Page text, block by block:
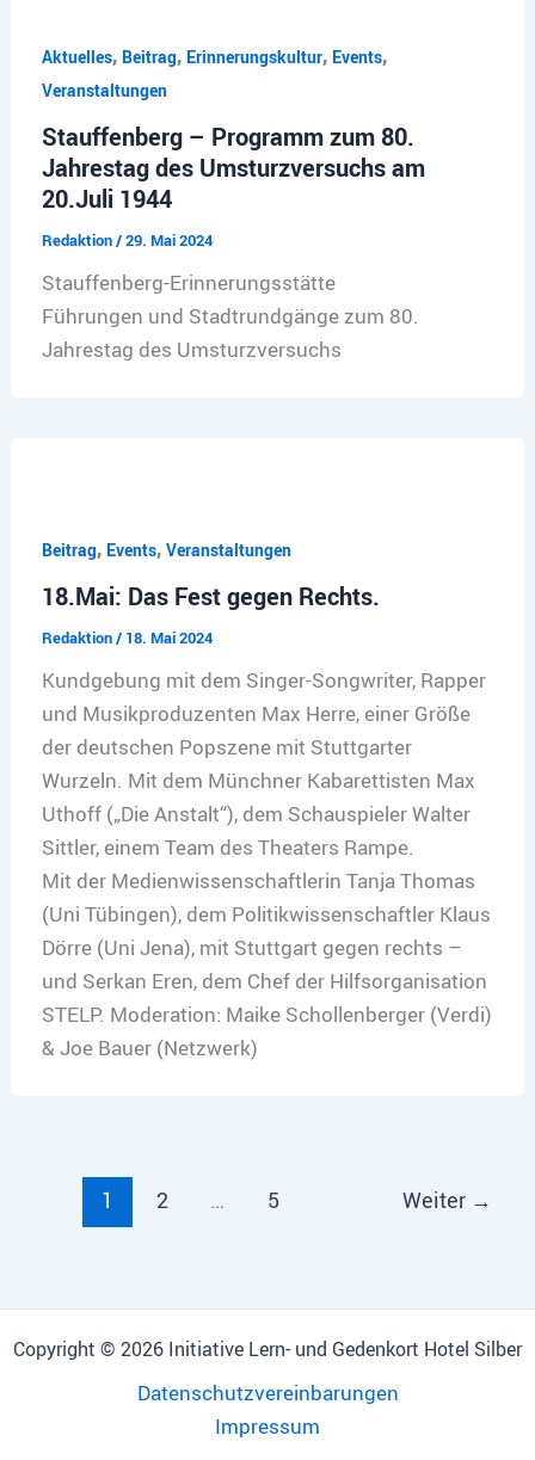
Aktuelles, Beitrag, Erinnerungskultur, Events,
Veranstaltungen
Stauffenberg – Programm zum 80.
Jahrestag des Umsturzversuchs am
20.Juli 1944
Redaktion/29. Mai 2024
Stauffenberg-Erinnerungsstätte
Führungen und Stadtrundgänge zum 80.
Jahrestag des Umsturzversuchs
Beitrag, Events, Veranstaltungen
18.Mai: Das Fest gegen Rechts.
Redaktion/ 18. Mai 2024
Kundgebung mit dem Singer-Songwriter, Rapper
und Musikproduzenten Max Herre, einer Größe
der deutschen Popszene mit Stuttgarter
Wurzeln. Mit dem Münchner Kabarettisten Max
Uthoff („Die Anstalt“), dem Schauspieler Walter
Sittler, einem Team des Theaters Rampe.
Mit der Medienwissenschaftlerin Tanja Thomas
(Uni Tübingen), dem Politikwissenschaftler Klaus
Dörre (Uni Jena), mit Stuttgart gegen rechts –
und Serkan Eren, dem Chef der Hilfsorganisation
STELP. Moderation: Maike Schollenberger (Verdi)
& Joe Bauer (Netzwerk)
1 2 … 5 Weiter →
Copyright © 2026 Initiative Lern- und Gedenkort Hotel Silber
Datenschutzvereinbarungen
Impressum